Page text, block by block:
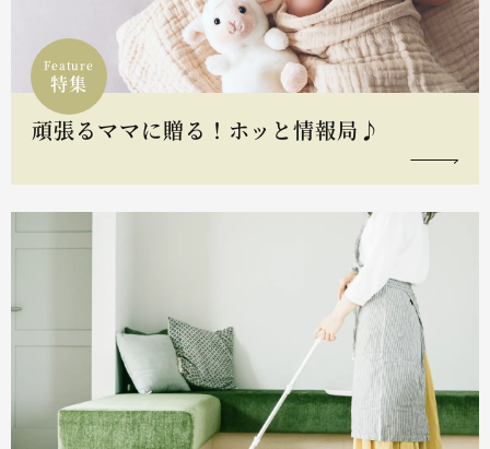
Feature
特集
頑張るママに贈る！ホッと情報局♪